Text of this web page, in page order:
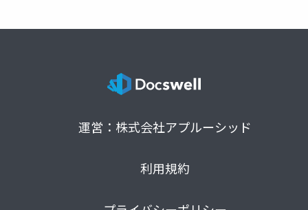
運営：株式会社アプルーシッド
利用規約